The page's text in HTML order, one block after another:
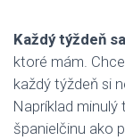
Každý týždeň
ktoré mám.
každý týždeň si
Napríklad
španielčinu ako